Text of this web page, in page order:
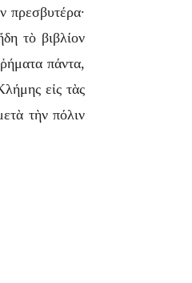
πρεσβυτέρα·
τὸ βιβλίον
πάντα,
εἰς τὰς
τὴν πόλιν